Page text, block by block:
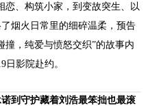
恋、构筑小家，到变故突生、以
烟火日常里的细碎温柔，预告
撞，纯爱与愤怒交织”的故事内
日影院赴约。
到守护藏着刘浩最笨拙也最滚